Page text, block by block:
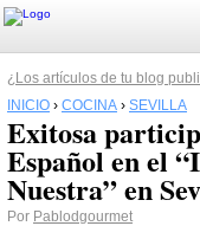
¿Los artículos de tu blog
INICIO › COCINA › SEVILLA
Exitosa
Español en el
Nuestra” en
Por Pablodgourmet